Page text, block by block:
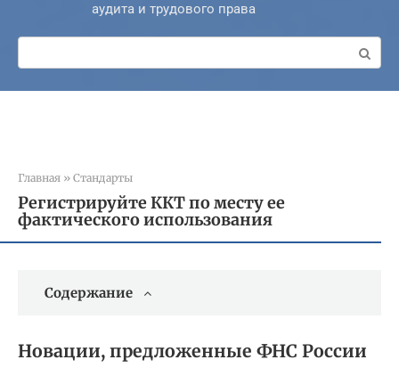
аудита и трудового права
Поиск:
Главная » Стандарты
Регистрируйте ККТ по месту ее
фактического использования
Содержание
Новации, предложенные ФНС России